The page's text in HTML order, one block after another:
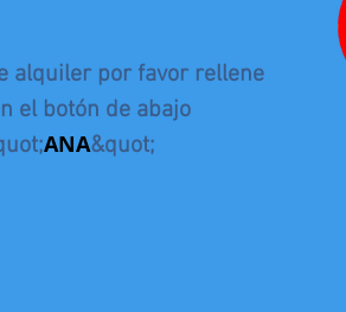
alquiler por favor rellene
el botón de abajo
ANA&quot;